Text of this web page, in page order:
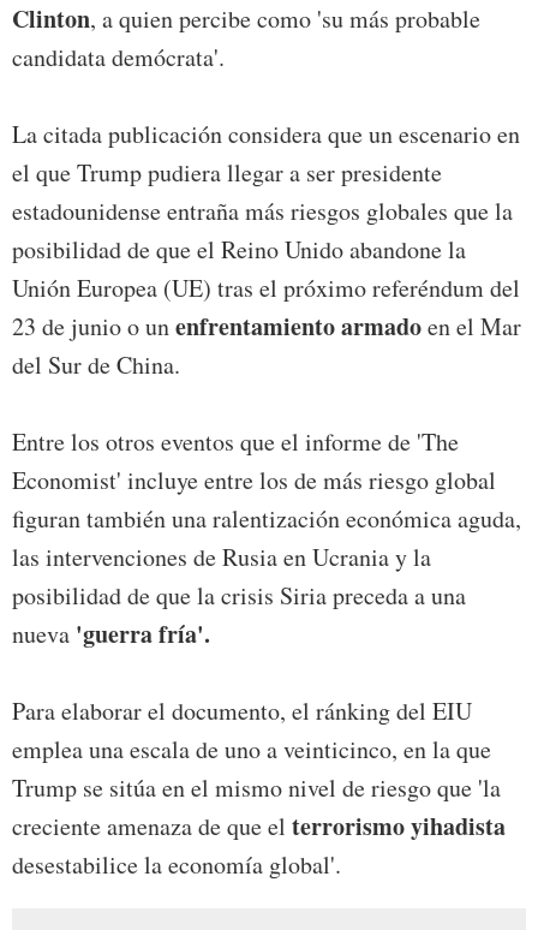
Clinton, a quien percibe como 'su más probable
candidata demócrata'.
La citada publicación considera que un escenario en
el que Trump pudiera llegar a ser presidente
estadounidense entraña más riesgos globales que la
posibilidad de que el Reino Unido abandone la
Unión Europea (UE) tras el próximo referéndum del
23 de junio o unenfrentamiento armadoen el Mar
del Sur de China.
Entre los otros eventos que el informe de 'The
Economist' incluye entre los de más riesgo global
figuran también una ralentización económica aguda,
las intervenciones de Rusia en Ucrania y la
posibilidad de que la crisis Siria preceda a una
nueva 'guerra fría'.
Para elaborar el documento, el ránking del EIU
emplea una escala de uno a veinticinco, en la que
Trump se sitúa en el mismo nivel de riesgo que 'la
creciente amenaza de que el terrorismo yihadista
desestabilice la economía global'.